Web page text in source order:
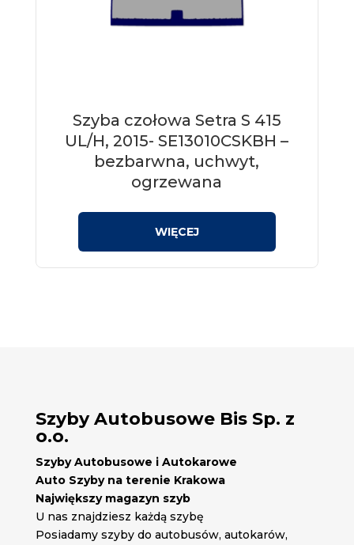
Szyba czołowa Setra S 415
UL/H, 2015- SE13010CSKBH –
bezbarwna, uchwyt,
ogrzewana
Szyby Autobusowe Bis Sp. z
o.o.
Szyby Autobusowe i Autokarowe
Auto Szyby na terenie Krakowa
Największy magazyn szyb
U nas znajdziesz każdą szybę
Posiadamy szyby do autobusów, autokarów,